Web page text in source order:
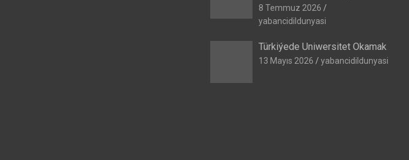
8 Temmuz 2026
yabancidildunyasi
Türkiýede Uniwersitet Okamak
13 Mayıs 2026 yabancidildunyasi